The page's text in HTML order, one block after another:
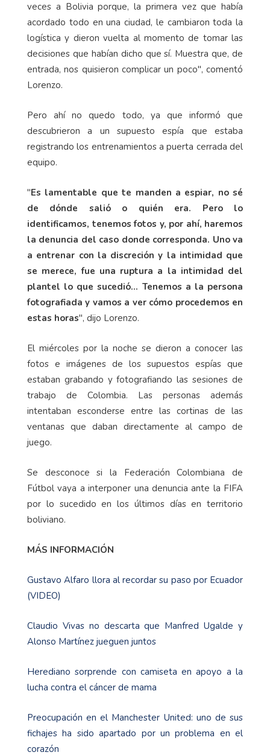
veces a Bolivia porque, la primera vez que había
acordado todo en una ciudad, le cambiaron toda la
logística y dieron vuelta al momento de tomar las
decisiones que habían dicho que sí. Muestra que, de
entrada, nos quisieron complicar un poco", comentó
Lorenzo.
Pero ahí no quedo todo, ya que informó que
descubrieron a un supuesto espía que estaba
registrando los entrenamientos a puerta cerrada del
equipo.
"Es lamentable que te manden a espiar, no sé
de dónde salió o quién era. Pero lo
identificamos, tenemos fotos y, por ahí, haremos
la denuncia del caso donde corresponda. Uno va
a entrenar con la discreción y la intimidad que
se merece, fue una ruptura a la intimidad del
plantel lo que sucedió... Tenemos a la persona
fotografiada y vamos a ver cómo procedemos en
estas horas", dijo Lorenzo.
El miércoles por la noche se dieron a conocer las
fotos e imágenes de los supuestos espías que
estaban grabando y fotografiando las sesiones de
trabajo de Colombia. Las personas además
intentaban esconderse entre las cortinas de las
ventanas que daban directamente al campo de
juego.
Se desconoce si la Federación Colombiana de
Fútbol vaya a interponer una denuncia ante la FIFA
por lo sucedido en los últimos días en territorio
boliviano.
MÁS INFORMACIÓN
Gustavo Alfaro llora al recordar su paso por Ecuador
(VIDEO)
Claudio Vivas no descarta que Manfred Ugalde y
Alonso Martínez jueguen juntos
Herediano sorprende con camiseta en apoyo a la
lucha contra el cáncer de mama
Preocupación en el Manchester United: uno de sus
fichajes ha sido apartado por un problema en el
corazón